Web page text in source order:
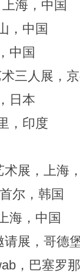
海，中国
，中国
中国
三人展，
日本
，印度
术展，上海
尔，韩国
海，中国
请展，哥德
，巴塞罗